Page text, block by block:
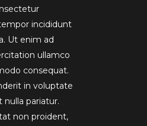
incididunt
Ut enim ad
ullamco
consequat.
in voluptate
pariatur.
non proident,